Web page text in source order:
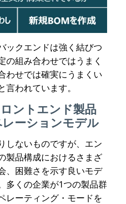
ックエンドは強く結びつ
の組み合わせではうまく
わせでは確実にうまくい
われています。
ントエンド製品
ーションモデル
しないものですが、エン
製品構成におけるさまざ
、困難さを示す良いモデ
多くの企業が1つの製品群
レーティング・モードを